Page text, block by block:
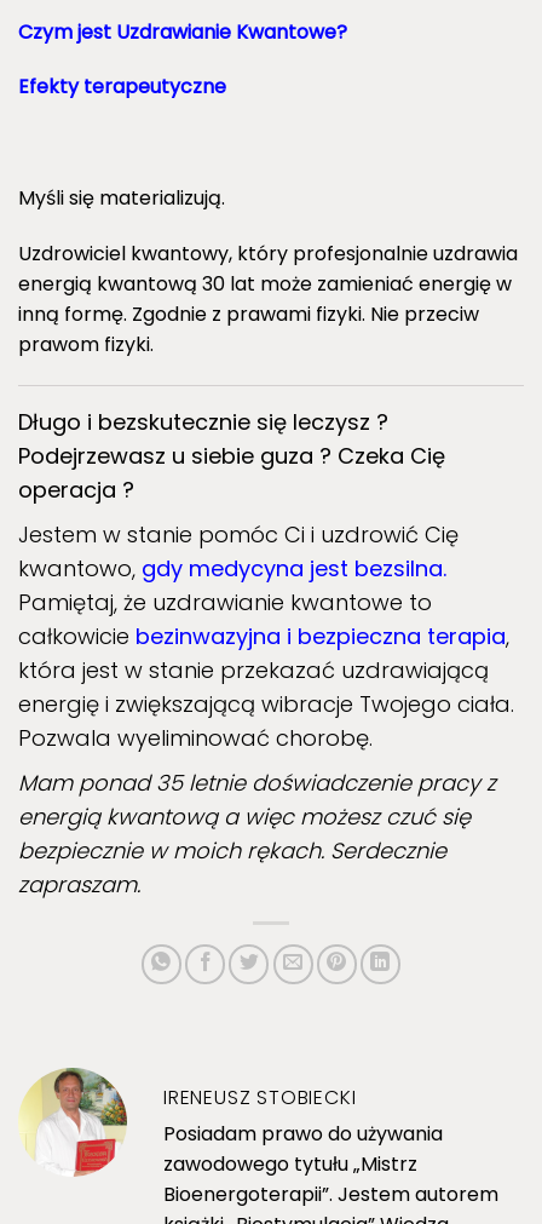
Czym jest Uzdrawianie Kwantowe?
Efekty terapeutyczne
Myśli się materializują.
Uzdrowiciel kwantowy, który profesjonalnie uzdrawia
energią kwantową 30 lat może zamieniać energię w
inną formę. Zgodnie z prawami fizyki. Nie przeciw
prawom fizyki.
Długo i bezskutecznie się leczysz ?
Podejrzewasz u siebie guza ? Czeka Cię
operacja ?
Jestem w stanie pomóc Ci i uzdrowić Cię
kwantowo, gdy medycyna jest bezsilna.
Pamiętaj, że uzdrawianie kwantowe to
całkowicie bezinwazyjna i bezpieczna terapia,
która jest w stanie przekazać uzdrawiającą
energię i zwiększającą wibracje Twojego ciała.
Pozwala wyeliminować chorobę.
Mam ponad 35 letnie doświadczenie pracy z
energią kwantową a więc możesz czuć się
bezpiecznie w moich rękach. Serdecznie
zapraszam.
IRENEUSZ STOBIECKI
Posiadam prawo do używania
zawodowego tytułu „Mistrz
Bioenergoterapii”. Jestem autorem